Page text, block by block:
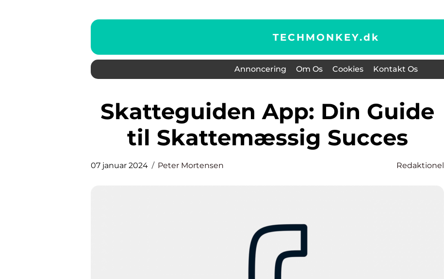
TECHMONKEY.dk
Annoncering Om Os Cookies Kontakt Os
Skatteguiden App: Din Guide
til Skattemæssig Succes
07 januar 2024 Peter Mortensen Redaktionel